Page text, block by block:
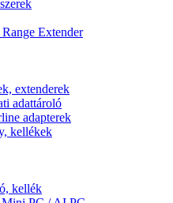
Extender
extenderek
adattároló
adapterek
kellékek
kellék